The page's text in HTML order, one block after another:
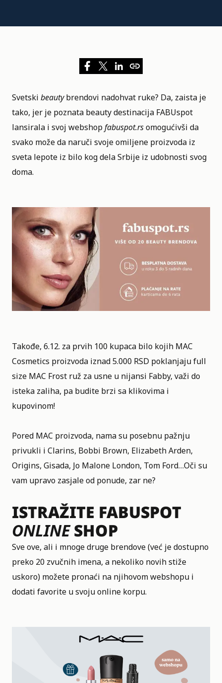
Svetski beautybrendovi nadohvat ruke? Da, zaista je
tako, jer je poznata beauty destinacija FABUspot
lansirala i svoj webshopfabuspot.rsomogućivši da
svako može da naruči svoje omiljene proizvoda iz
sveta lepote iz bilo kog dela Srbije iz udobnosti svog
doma.
Takođe, 6.12. za prvih 100 kupaca bilo kojih MAC
Cosmetics proizvoda iznad 5.000 RSD poklanjaju full
size MAC Frost ruž za usne u nijansi Fabby, važi do
isteka zaliha, pa budite brzi sa klikovima i
kupovinom!
Pored MAC proizvoda, nama su posebnu pažnju
privukli i Clarins, Bobbi Brown, Elizabeth Arden,
Origins, Gisada, Jo Malone London, Tom Ford…Oči su
vam upravo zasjale od ponude, zar ne?
ISTRAŽITE FABUSPOT
ONLINESHOP
Sve ove, ali i mnoge druge brendove (već je dostupno
preko 20 zvučnih imena, a nekoliko novih stiže
uskoro) možete pronaći na njihovomwebshopu i
dodati favorite u svojuonline korpu.